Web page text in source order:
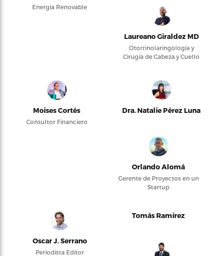
Energía Renovable
Laureano Giraldez MD
Otorrinolaringología y
Cirugía de Cabeza y Cuello
Moises Cortés
Consultor Financiero
Dra. Natalie Pérez Luna
Orlando Alomá
Gerente de Proyectos en un
Startup
Oscar J. Serrano
Periodista Editor
Tomás Ramírez